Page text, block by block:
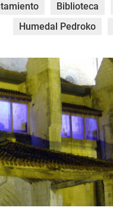
Biblioteca
Humedal Pedroko